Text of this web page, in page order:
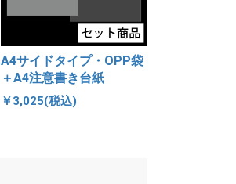
A4サイドタイプ・OPP袋
＋A4注意書き台紙
￥3,025(税込)